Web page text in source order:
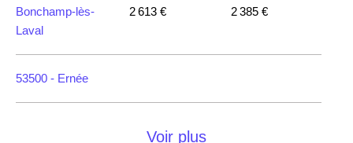
Bonchamp-lès-
Laval
2 613 € 2 385 €
53500 - Ernée
Voir plus